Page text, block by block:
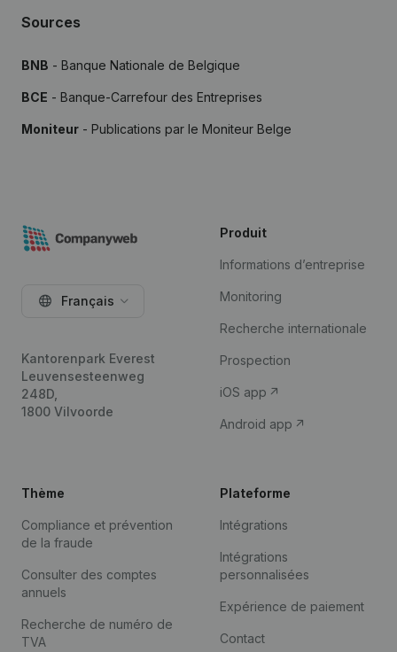
Sources
BNB - Banque Nationale de Belgique
BCE - Banque-Carrefour des Entreprises
Moniteur - Publications par le Moniteur Belge
Français
Kantorenpark Everest
Leuvensesteenweg
248D,
1800 Vilvoorde
Produit
Informations d’entreprise
Monitoring
Recherche internationale
Prospection
iOS app
Android app
Thème
Compliance et prévention
de la fraude
Consulter des comptes
annuels
Recherche de numéro de
TVA
Plateforme
Intégrations
Intégrations
personnalisées
Expérience de paiement
Contact